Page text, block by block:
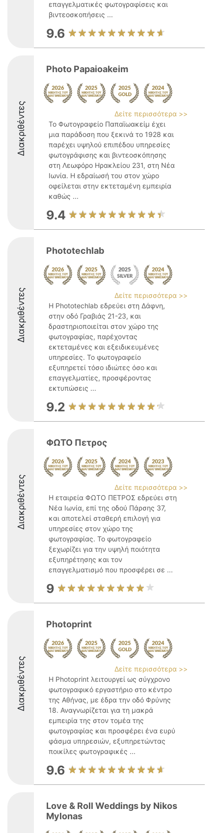
επαγγελματικές φωτογραφίσεις και
βιντεοσκοπήσεις ...
9.6
Διακριθέντες
Photo Papaioakeim
Δείτε περισσότερα >>
Το Φωτογραφείο Παπαϊωακείμ έχει
μια παράδοση που ξεκινά το 1928 και
παρέχει υψηλού επιπέδου υπηρεσίες
φωτογράφισης και βιντεοσκόπησης
στη Λεωφόρο Ηρακλείου 231, στη Νέα
Ιωνία. Η εδραίωσή του στον χώρο
οφείλεται στην εκτεταμένη εμπειρία
καθώς ...
9.4
Διακριθέντες
Phototechlab
Δείτε περισσότερα >>
Η Phototechlab εδρεύει στη Δάφνη,
στην οδό Γραβιάς 21-23, και
δραστηριοποιείται στον χώρο της
φωτογραφίας, παρέχοντας
εκτεταμένες και εξειδικευμένες
υπηρεσίες. Το φωτογραφείο
εξυπηρετεί τόσο ιδιώτες όσο και
επαγγελματίες, προσφέροντας
εκτυπώσεις ...
9.2
Διακριθέντες
ΦΩΤΟ Πετρος
Δείτε περισσότερα >>
Η εταιρεία ΦΩΤΟ ΠΕΤΡΟΣ εδρεύει στη
Νέα Ιωνία, επί της οδού Πάρσης 37,
και αποτελεί σταθερή επιλογή για
υπηρεσίες στον χώρο της
φωτογραφίας. Το φωτογραφείο
ξεχωρίζει για την υψηλή ποιότητα
εξυπηρέτησης και τον
επαγγελματισμό που προσφέρει σε ...
9
Διακριθέντες
Photoprint
Δείτε περισσότερα >>
Η Photoprint λειτουργεί ως σύγχρονο
φωτογραφικό εργαστήριο στο κέντρο
της Αθήνας, με έδρα την οδό Φρύνης
18. Αναγνωρίζεται για τη μακρά
εμπειρία της στον τομέα της
φωτογραφίας και προσφέρει ένα ευρύ
φάσμα υπηρεσιών, εξυπηρετώντας
ποικίλες φωτογραφικές ...
9.6
Love & Roll Weddings by Nikos
Mylonas